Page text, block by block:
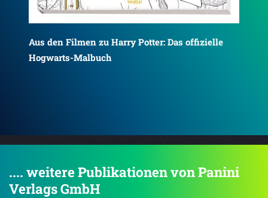
.... weitere Publikationen von Panini
Verlags GmbH